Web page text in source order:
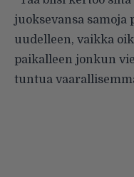
juoksevansa
uudelleen, vaikka
paikalleen jonkun
tuntua